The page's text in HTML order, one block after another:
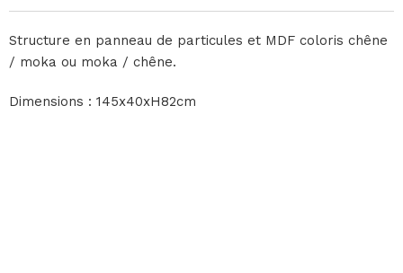
Structure en panneau de particules et MDF coloris chêne
/ moka ou moka / chêne.
Dimensions : 145x40xH82cm